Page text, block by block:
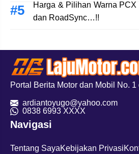
Harga & Pilihan Warna
dan RoadSync…!!
Portal Berita Motor dan Mobil No.
ardiantoyugo@yahoo.com
0838 6993 XXXX
Navigasi
Tentang SayaKebijakan Privasi